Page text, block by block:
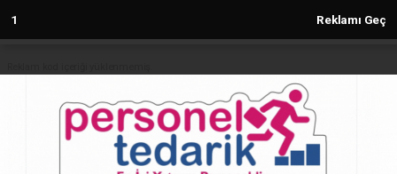
1 Reklamı Geç
Anasayfa TÜRKİYE
Özgür Özel ve Mahmut Tanal,
Volkan Konak'ın Cenazesine Katıldı